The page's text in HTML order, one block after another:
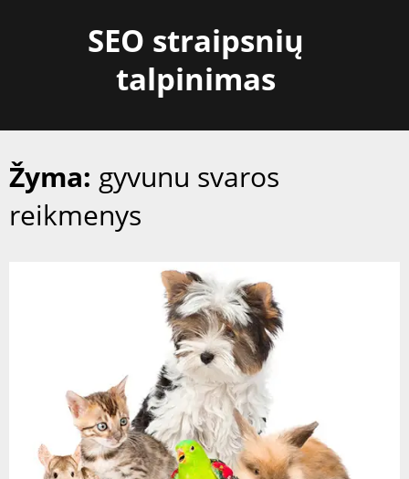
SEO straipsnių
talpinimas
Žyma: gyvunu svaros
reikmenys